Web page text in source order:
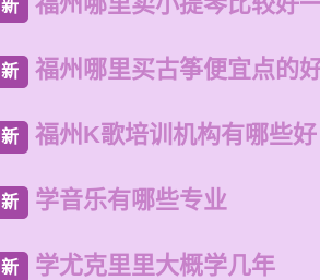
新
新 福州哪里买古筝便宜点的
新 福州K歌培训机构有哪些好
新 学音乐有哪些专业
新 学尤克里里大概学几年